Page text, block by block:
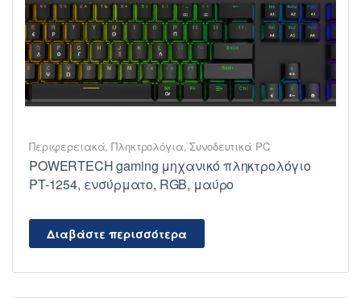
Περιφερειακά,Πληκτρολόγια,Συνοδευτικά PC
POWERTECH gaming μηχανικό πληκτρολόγιο
PT-1254, ενσύρματο, RGB, μαύρο
Διαβάστε περισσότερα